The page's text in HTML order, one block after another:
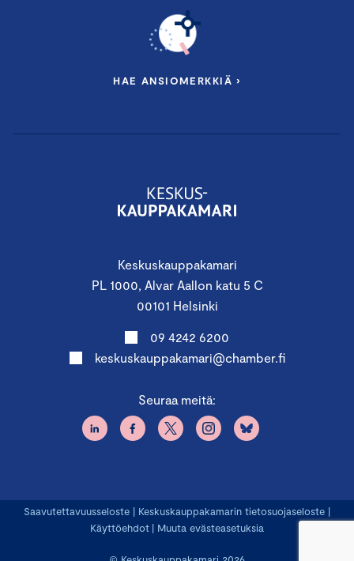
Keskuskauppakamari
PL 1000, Alvar Aallon katu 5 C
00101 Helsinki
09 4242 6200
keskuskauppakamari@chamber.fi
Seuraa meitä:
HAE ANSIOMERKKIÄ ›
Saavutettavuusseloste | Keskuskauppakamarin tietosuojaseloste |
Käyttöehdot | Muuta evästeasetuksia